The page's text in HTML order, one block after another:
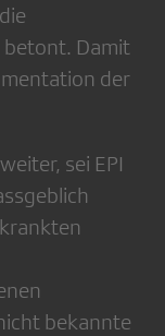
Damit
der
sei EPI
bekannte